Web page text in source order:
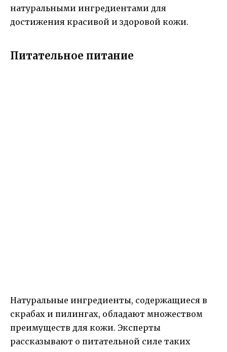
натуральными ингредиентами для
достижения красивой и здоровой кожи.
Питательное питание
Натуральные ингредиенты, содержащиеся в
скрабах и пилингах, обладают множеством
преимуществ для кожи. Эксперты
рассказывают о питательной силе таких